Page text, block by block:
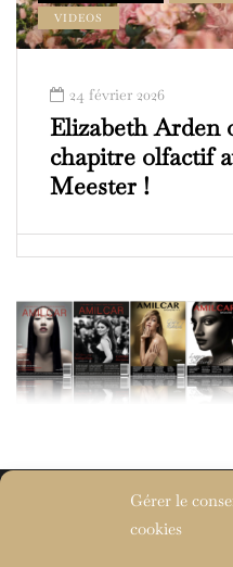
Gérer le
cookies
VIDEOS
24 février 2026
Elizabeth Arden
chapitre olfactif
Meester !
AMILCAR